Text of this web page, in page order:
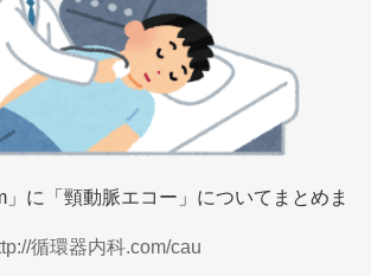
」に「頸動脈エコー」についてまとめま
循環器内科.com/cau